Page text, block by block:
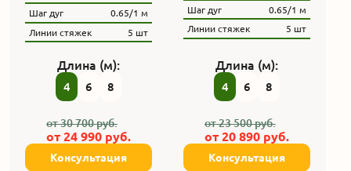
Шаг дуг
0.65/1 м
Линии стяжек
5 шт
Длина (м):
4 6 8
от30 700руб.
от 24 990 руб.
Консультация
Шаг дуг
0.65/1 м
Линии стяжек
5 шт
Длина (м):
4 6 8
от23 500руб.
от 20 890 руб.
Консультация